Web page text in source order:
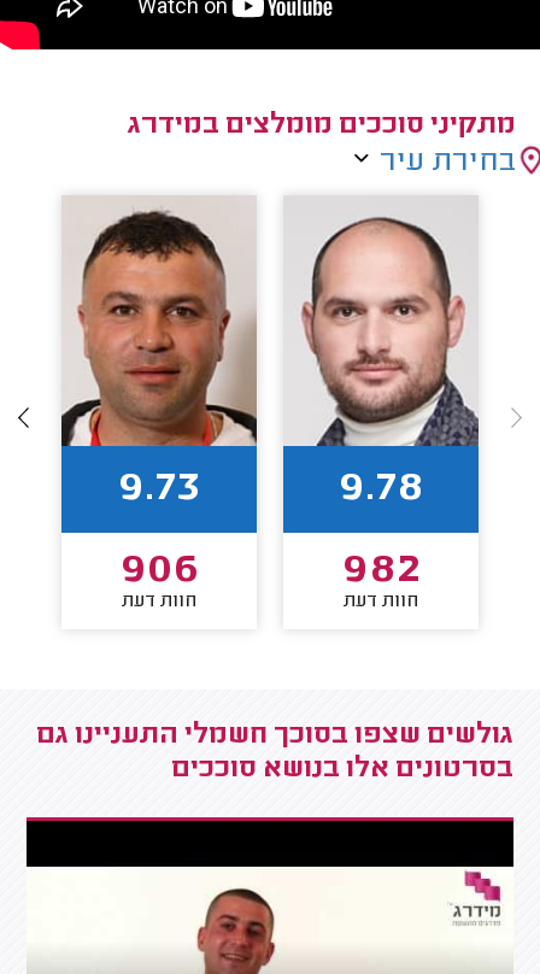
מתקיני סוככים מומלצים במידרג
בחירת עיר
9.78
982
חוות דעת
9.73
906
חוות דעת
גולשים שצפו בסוכך חשמלי התעניינו גם
בסרטונים אלו בנושא סוככים